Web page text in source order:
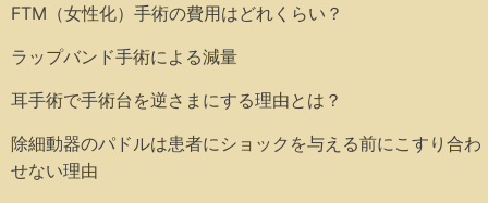
FTM（女性化）手術の費用はどれくらい？
ラップバンド手術による減量
耳手術で手術台を逆さまにする理由とは？
除細動器のパドルは患者にショックを与える前にこすり合わ
せない理由